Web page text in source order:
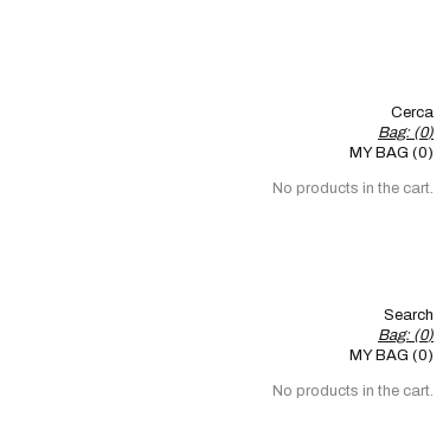
Cerca
Bag: (0)
MY BAG (0)
No products in the cart.
Search
Bag: (0)
MY BAG (0)
No products in the cart.